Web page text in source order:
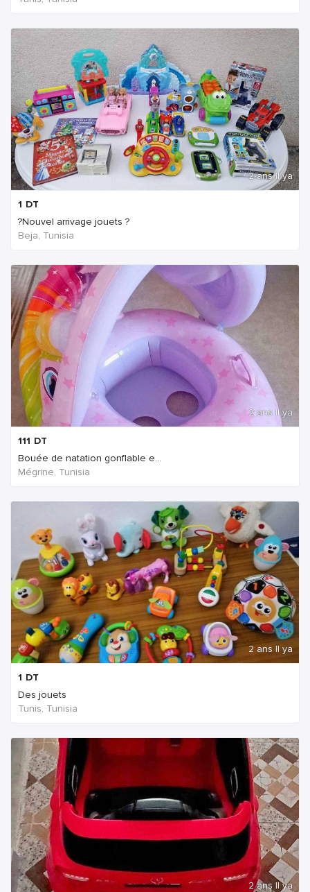
2 ans Il ya
1 DT
?Nouvel arrivage jouets ?
Beja, Tunisia
2 ans Il ya
111 DT
Bouée de natation gonflable e...
Mégrine, Tunisia
2 ans Il ya
1 DT
Des jouets
Tunis, Tunisia
2 ans Il ya